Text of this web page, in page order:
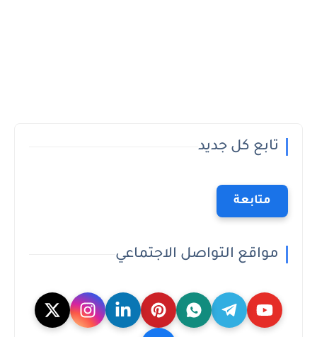
تابع كل جديد
متابعة
مواقع التواصل الاجتماعي